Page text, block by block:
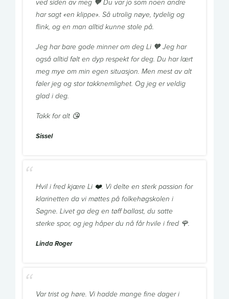
ved siden av meg 🧡 Du var jo som noen andre
har sagt «en klippe». Så utrolig nøye, tydelig og
flink, og en man alltid kunne stole på.
Jeg har bare gode minner om deg Li 🧡 Jeg har
også alltid følt en dyp respekt for deg. Du har lært
meg mye om min egen situasjon. Men mest av alt
føler jeg og stor takknemlighet. Og jeg er veldig
glad i deg.
Takk for alt 😘
Sissel
Hvil i fred kjære Li ❤️. Vi delte en sterk passion for
klarinetten da vi møttes på folkehøgskolen i
Søgne. Livet ga deg en tøff ballast, du satte
sterke spor, og jeg håper du nå får hvile i fred 🌹.
Linda Roger
Var trist og høre. Vi hadde mange fine dager i